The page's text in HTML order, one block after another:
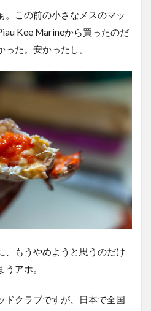
。この前の小さなメスのマッ
Kee Marineから買ったのだ
た。安かったし。
、もうやめようと思うのだけ
アホ。
ドクラブですが、日本で全国